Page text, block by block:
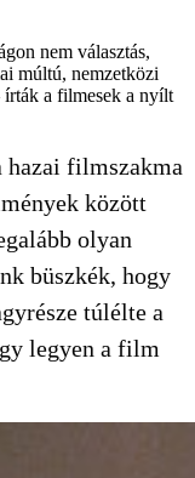
nem választás,
múltú, nemzetközi
a filmesek a nyílt
hazai filmszakma
között
olyan
büszkék, hogy
túlélte a
legyen a film